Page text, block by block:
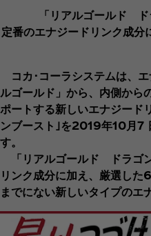
「リアルゴールド
定番のエナジードリンク成
コカ･コーラシステムは、
ルゴールド」から、内側から
ポートする新しいエナジー
ンブースト｣を2019年10月7
す。
「リアルゴールド ドラゴ
リンク成分に加え、厳選し
までにない新しいタイプのエ